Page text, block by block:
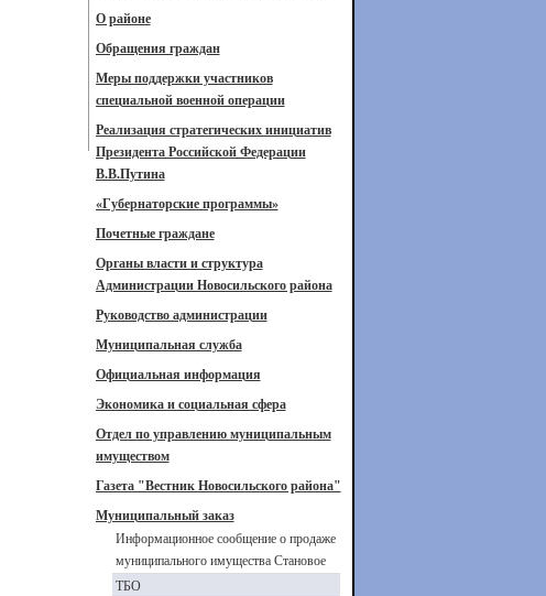
О районе
Обращения граждан
Меры поддержки участников
специальной военной операции
Реализация стратегических инициатив
Президента Российской Федерации
В.В.Путина
«Губернаторские программы»
Почетные граждане
Органы власти и структура
Администрации Новосильского района
Руководство администрации
Муниципальная служба
Официальная информация
Экономика и социальная сфера
Отдел по управлению муниципальным
имуществом
Газета "Вестник Новосильского района"
Муниципальный заказ
Информационное сообщение о продаже
муниципального имущества Становое
ТБО